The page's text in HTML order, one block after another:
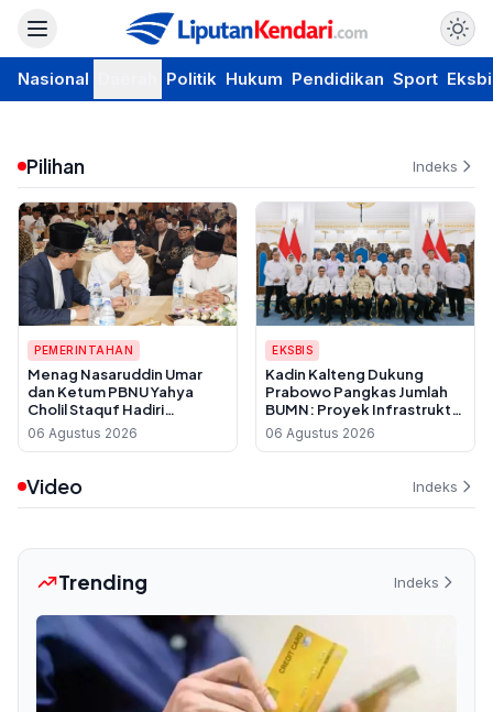
Nasional Politik Hukum Pendidikan Sport
Pilihan Indeks
PEMERINTAHAN
Menag Nasaruddin Umar
dan Ketum PBNU Yahya
Cholil Staquf Hadiri
Peluncuran Buku Pemikiran
KH Ma'ruf Amin Jelang
06 Agustus 2026
EKSBIS
Kadin Kalteng Dukung
Prabowo Pangkas Jumlah
BUMN: Proyek Infrastruktur
Sering Disubkon, UMKM
Daerah Jadi Korban
06 Agustus 2026
Video Indeks
Trending Indeks